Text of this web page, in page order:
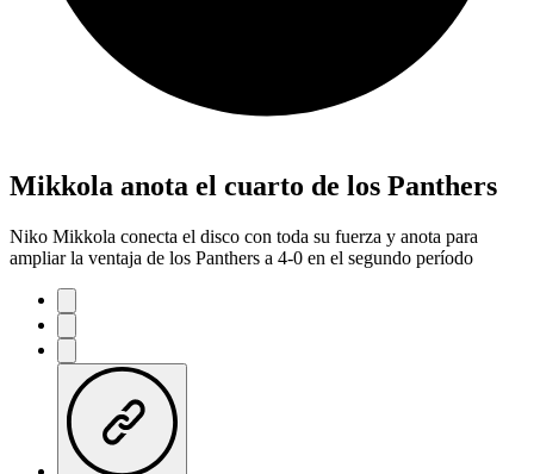
Mikkola anota el cuarto de los Panthers
Niko Mikkola conecta el disco con toda su fuerza y anota para
ampliar la ventaja de los Panthers a 4-0 en el segundo período